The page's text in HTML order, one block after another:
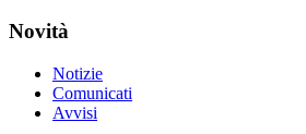
Novità
Notizie
Comunicati
Avvisi